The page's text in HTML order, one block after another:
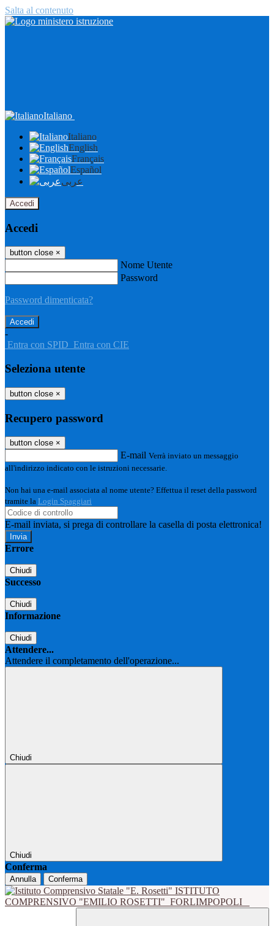
Salta al contenuto
Italiano
Italiano
English
Français
Español
عربى
Accedi
Accedi
button close ×
Nome Utente
Password
Password dimenticata?
-
Entra con SPID Entra con CIE
Seleziona utente
button close ×
Recupero password
button close ×
E-mail Verrà inviato un messaggio
all'indirizzo indicato con le istruzioni necessarie.
Non hai una e-mail associata al nome utente? Effettua il reset della password
tramite la Login Spaggiari
E-mail inviata, si prega di controllare la casella di posta elettronica!
Errore
Chiudi
Successo
Chiudi
Informazione
Chiudi
Attendere...
Attendere il completamento dell'operazione...
Chiudi
Chiudi
Conferma
Annulla Conferma
ISTITUTO
COMPRENSIVO "EMILIO ROSETTI" FORLIMPOPOLI